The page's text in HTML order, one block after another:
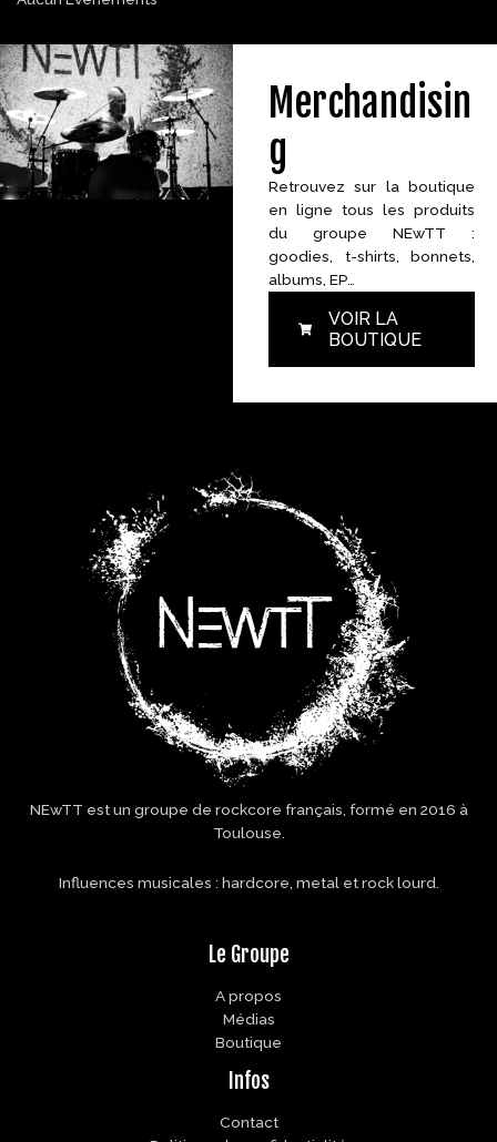
Merchandisin
g
Retrouvez sur la boutique
en ligne tous les produits
du groupe NEwTT :
goodies, t-shirts, bonnets,
albums, EP…
VOIR LA
BOUTIQUE
NEwTT est un groupe de rockcore français, formé en 2016 à
Toulouse.
Influences musicales : hardcore, metal et rock lourd.
Le Groupe
A propos
Médias
Boutique
Infos
Contact